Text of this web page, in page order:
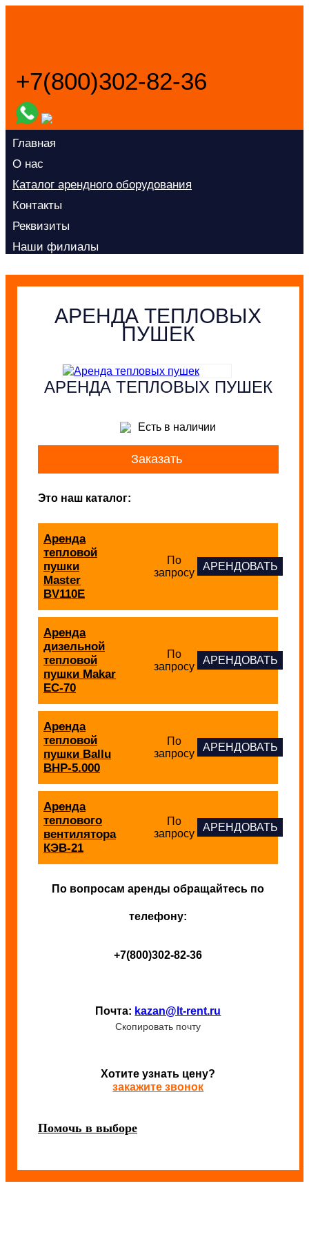
+7(800)302-82-36
Главная
О нас
Каталог арендного оборудования
Контакты
Реквизиты
Наши филиалы
АРЕНДА ТЕПЛОВЫХ
ПУШЕК
АРЕНДА ТЕПЛОВЫХ ПУШЕК
Есть в наличии
Заказать
Это наш каталог:
Аренда
тепловой
пушки
Master
BV110Е
По
запросу
АРЕНДОВАТЬ
Аренда
дизельной
тепловой
пушки Makar
EC-70
По
запросу
АРЕНДОВАТЬ
Аренда
тепловой
пушки Ballu
BHP-5.000
По
запросу
АРЕНДОВАТЬ
Аренда
теплового
вентилятора
КЭВ-21
По
запросу
АРЕНДОВАТЬ
По вопросам аренды обращайтесь по
телефону:
+7(800)302-82-36
Почта: kazan@lt-rent.ru
Скопировать почту
Хотите узнать цену?
закажите звонок
Помочь в выборе